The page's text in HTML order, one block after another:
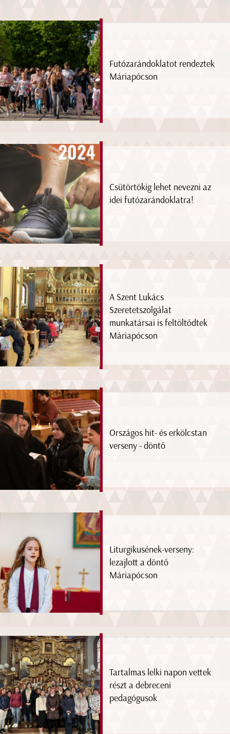
Futózarándoklatot rendeztek
Máriapócson
Csütörtökig lehet nevezni az
idei futózarándoklatra!
A Szent Lukács
Szeretetszolgálat
munkatársai is feltöltődtek
Máriapócson
Országos hit- és erkölcstan
verseny - döntő
Liturgikusének-verseny:
lezajlott a döntő
Máriapócson
Tartalmas lelki napon vettek
részt a debreceni
pedagógusok